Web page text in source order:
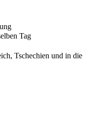
Tag
Tschechien und in die